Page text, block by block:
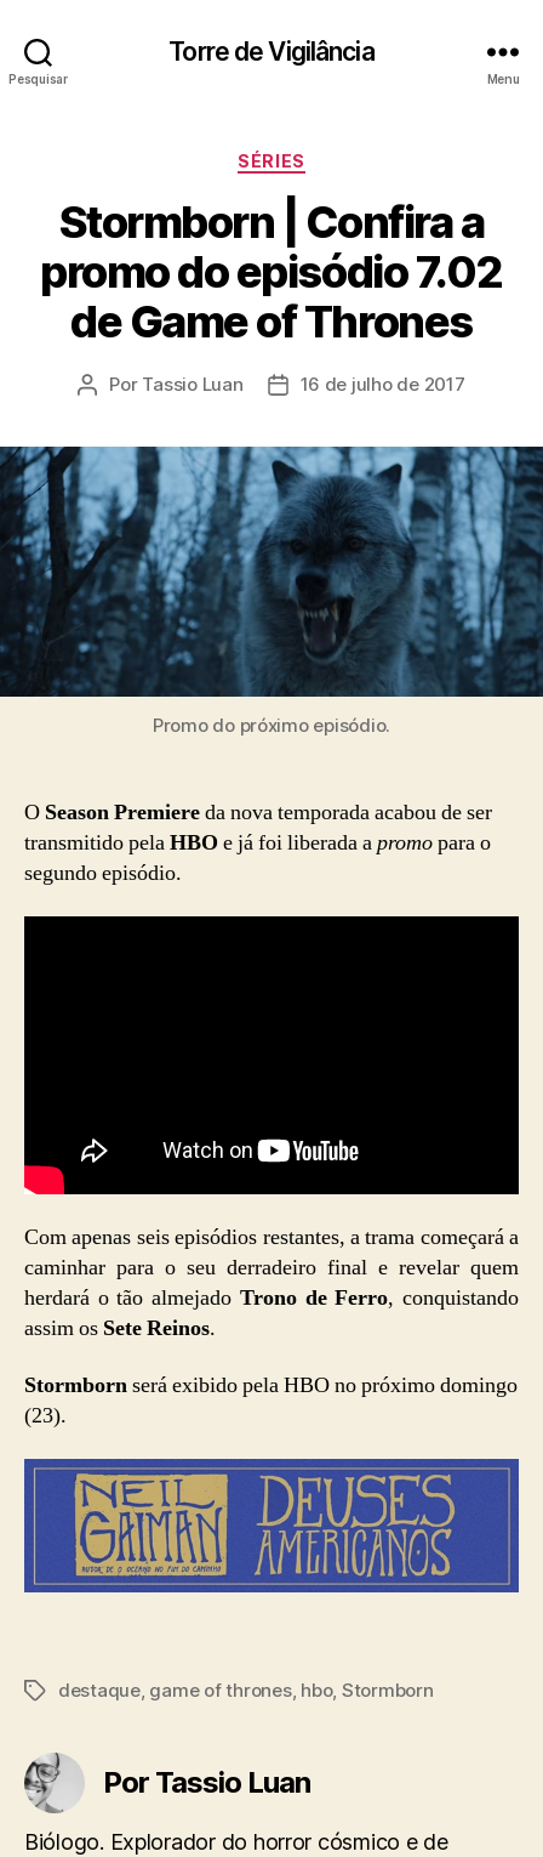
Pesquisar
Torre de Vigilância
Menu
Categorias
SÉRIES
Stormborn | Confira a
promo do episódio 7.02
de Game of Thrones
Autor
Por Tassio Luan
Data16 de julho de 2017
Promo do próximo episódio.
O Season Premiereda nova temporada acabou de ser
transmitido pelaHBO e já foi liberada apromopara o
segundo episódio.
Com apenas seis episódios restantes, a trama começará a
caminhar para o seu derradeiro final e revelar quem
herdará o tão almejado Trono de Ferro, conquistando
assim os Sete Reinos.
Stormbornserá exibido pela HBO no próximo domingo
(23).
Tagsdestaque, game of thrones, hbo, Stormborn
Por Tassio Luan
Biólogo. Explorador do horror cósmico e de